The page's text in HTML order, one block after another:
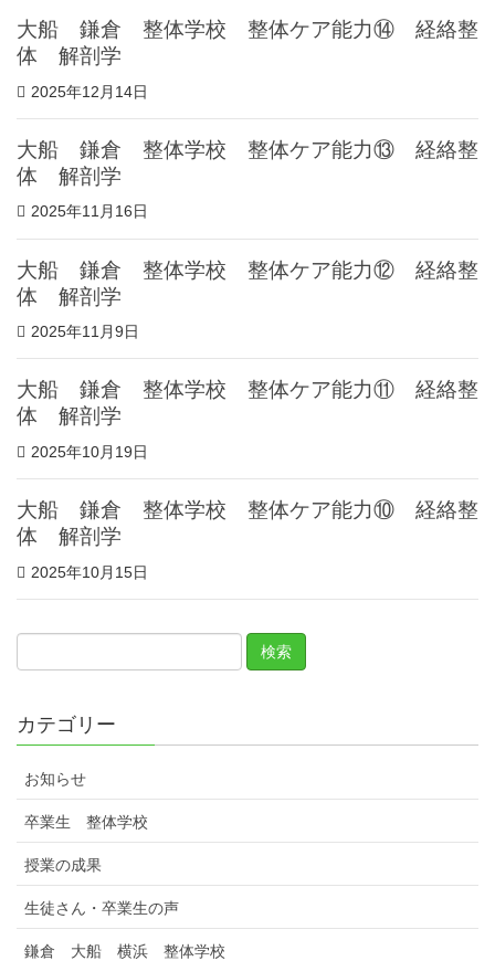
大船 鎌倉 整体学校 整体ケア能力⑭ 経絡整
体 解剖学
2025年12月14日
大船 鎌倉 整体学校 整体ケア能力⑬ 経絡整
体 解剖学
2025年11月16日
大船 鎌倉 整体学校 整体ケア能力⑫ 経絡整
体 解剖学
2025年11月9日
大船 鎌倉 整体学校 整体ケア能力⑪ 経絡整
体 解剖学
2025年10月19日
大船 鎌倉 整体学校 整体ケア能力⑩ 経絡整
体 解剖学
2025年10月15日
カテゴリー
お知らせ
卒業生 整体学校
授業の成果
生徒さん・卒業生の声
鎌倉 大船 横浜 整体学校